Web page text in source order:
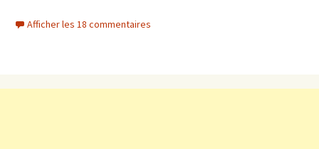
Afficher les 18 commentaires